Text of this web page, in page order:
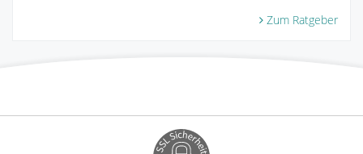
Zum Ratgeber